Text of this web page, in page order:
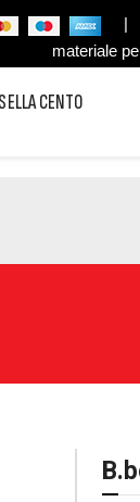
|
materiale
CENTO